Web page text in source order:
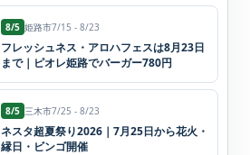
8/5 姫路市7/15 - 8/23
フレッシュネス・アロハフェスは8月23日
まで｜ピオレ姫路でバーガー780円
8/5 三木市7/25 - 8/23
ネスタ超夏祭り2026｜7月25日から花火・
縁日・ビンゴ開催